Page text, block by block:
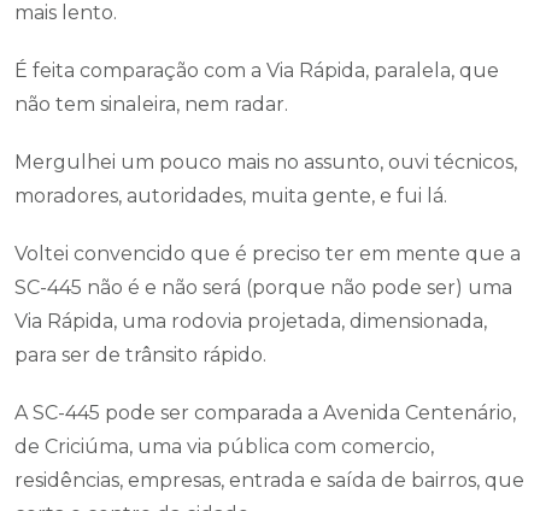
mais lento.
É feita comparação com a Via Rápida, paralela, que
não tem sinaleira, nem radar.
Mergulhei um pouco mais no assunto, ouvi técnicos,
moradores, autoridades, muita gente, e fui lá.
Voltei convencido que é preciso ter em mente que a
SC-445 não é e não será (porque não pode ser) uma
Via Rápida, uma rodovia projetada, dimensionada,
para ser de trânsito rápido.
A SC-445 pode ser comparada a Avenida Centenário,
de Criciúma, uma via pública com comercio,
residências, empresas, entrada e saída de bairros, que